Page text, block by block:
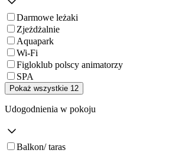
Darmowe leżaki
Zjeżdżalnie
Aquapark
Wi-Fi
Figloklub polscy animatorzy
SPA
Pokaż wszystkie 12
Udogodnienia w pokoju
Balkon/ taras